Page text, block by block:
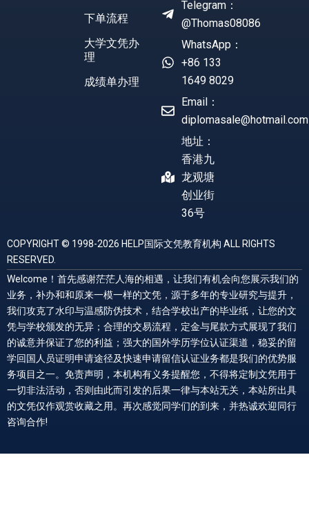
下单流程
大学文凭办
理
成绩单办理
Telegram：
@Thomas08086
WhatsApp：
+86 133
1649 8029
Email：
diplomasale@hotmail.com
地址：
香港九
龙观塘
创业街
36号
COPYRIGHT © 1998-2026 HELP国际文凭教育机构 ALL RIGHTS
RESERVED.
Welcome！首先感谢茫茫人海的相遇，让我们有机会向您展示我们的
业务，补办和和原来一模一样的文凭，源于多年的专业研究与提升，
我们攻克了水印与温感防伪技术，结合学校出产的毕业纸，让您的文
凭与学校颁发的无异；合理的交易流程，定金与尾款方式展现了我们
的诚意并保证了您的利益；强大的国外学历学位认证渠道，稳妥的留
学回国人员证明申请途径及快速申请留信认证业务都是我们的优势服
务项目之一。免责声明，本机构有义务提醒您，不得将定制文凭用于
一切非法活动，否则由此而引发的后果一律与本站无关，本站所出具
的文凭仅作观赏收藏之用。再次感觉同学们的到来，并热诚欢迎同行
咨询合作!